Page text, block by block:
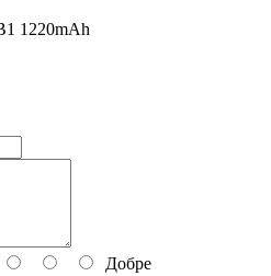
1220mAh
вместо оригинального:
Добре